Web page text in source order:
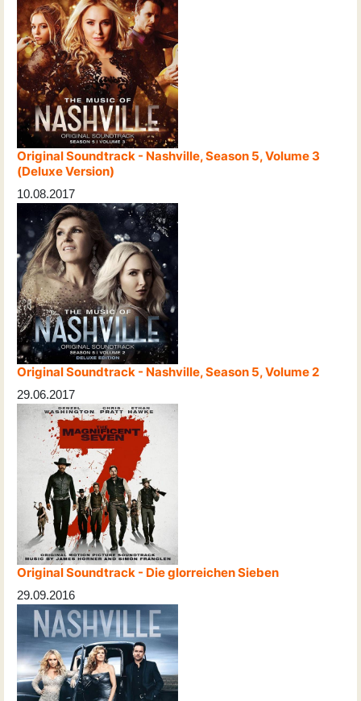
Original Soundtrack - Nashville, Season 5, Volume 3
(Deluxe Version)
10.08.2017
Original Soundtrack - Nashville, Season 5, Volume 2
29.06.2017
Original Soundtrack - Die glorreichen Sieben
29.09.2016